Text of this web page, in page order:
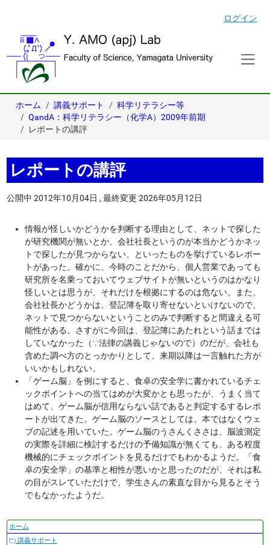
ログイン
ホーム 講義サポート
科学リテラシー等
QandA：科学リテラシー（化学A）2009年前期
レポートの講評
レポートの講評
公開中 2012年10月04日 ,最終変更 2026年05月12日
情報が怪しいかどうかを判断する理由として、ネットで探した
が研究機関が無いとか、会社社長というのが本当かどうかネッ
トで探したが見つからない、といったものを挙げているレポー
トがあった。確かに、今時のことだから、個人営業であっても
研究所を名乗っておいてウェブサイトが無いというのはかなり
怪しいとは思うが、それだけを根拠にするのは危ない。また、
会社社長かどうかは、登記簿を取り寄せないといけないので、
ネットで見つからないということのみで判断すると間違える可
能性がある。さすがに今回は、登記簿にあたれという話までは
していなかった（∵法律の講義じゃないので）のだが、会社も
含めた調べ方のとっかかりとして、来期以降は一言触れた方が
いいかもしれない。
「ゲーム脳」を例にすると、食卓の安全学に書かれているチェ
ックポイントへの当てはめが大変かとも思ったが、うまく当て
はめて、ゲーム脳が信用ならない話であると判定するするレポ
ートが出てきた。ゲーム脳のソースとしては、本ではなくウェ
ブの記述を用いていた。ゲーム脳のうさんくささは、脳波測定
の実際を詳細に検討するだけの予備知識が無くても、ある程度
機械的にチェックポイントを見るだけでもわかるようだ。「食
卓の安全学」の基準と相性が悪いかと思ったのだが、それは私
の目がスレていただけで、学生さんの素直な目から見るとそう
でもなかったようだ。
ナ
ビ
ホーム
講義サポート